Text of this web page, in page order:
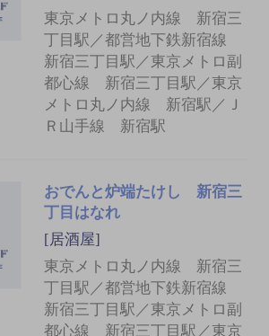
東京メトロ丸ノ内線 新宿三
丁目駅／都営地下鉄新宿線
新宿三丁目駅／東京メトロ副
都心線 新宿三丁目駅／東京
メトロ丸ノ内線 新宿駅／Ｊ
Ｒ山手線 新宿駅
おでんと炉端たけし 新宿三
丁目はなれ
[居酒屋]
東京メトロ丸ノ内線 新宿三
丁目駅／都営地下鉄新宿線
新宿三丁目駅／東京メトロ副
都心線 新宿三丁目駅／東京